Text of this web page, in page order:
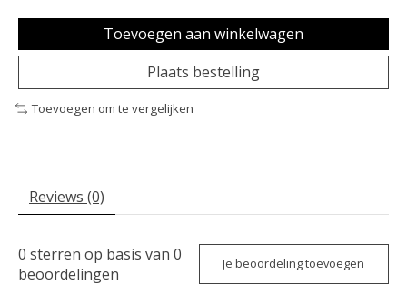
Toevoegen aan winkelwagen
Plaats bestelling
Toevoegen om te vergelijken
Reviews (0)
0 sterren op basis van 0
beoordelingen
Je beoordeling toevoegen